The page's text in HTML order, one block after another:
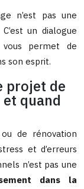
n’est pas une
un dialogue
permet de
son esprit.
projet de
quand
de rénovation
et d’erreurs
n’est pas une
dans la